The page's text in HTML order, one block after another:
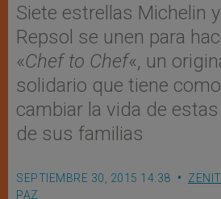
Siete estrellas Michelin
Repsol se unen para
«Chef to Chef«, un
solidario que tiene
cambiar la vida de
de sus familias
SEPTIEMBRE 30, 2015 14:38
PAZ